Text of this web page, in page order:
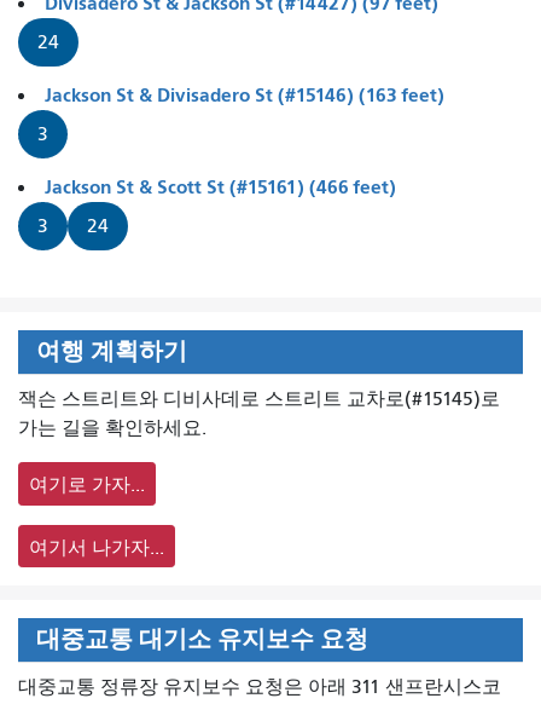
24
Jackson St & Divisadero St (#15146) (163 feet)
3
Jackson St & Scott St (#15161) (466 feet)
3 24
여행 계획하기
잭슨 스트리트와 디비사데로 스트리트 교차로(#15145)로
가는 길을 확인하세요.
여기로 가자...
여기서 나가자...
대중교통 대기소 유지보수 요청
대중교통 정류장 유지보수 요청은 아래 311 샌프란시스코